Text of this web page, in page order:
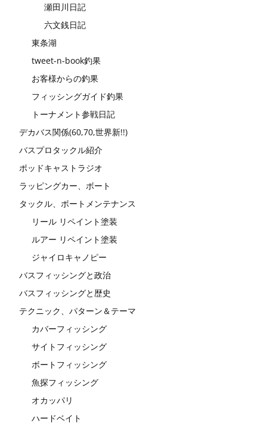
瀬田川日記
六文銭日記
東条湖
tweet-n-book釣果
お客様からの釣果
フィッシングガイド釣果
トーナメント参戦日記
デカバス関係(60,70,世界新!!)
バスプロタックル紹介
ポッドキャストラジオ
ラッピングカー、ボート
タックル、ボートメンテナンス
リール リペイント塗装
ルアー リペイント塗装
ジャイロキャノピー
バスフィッシングと政治
バスフィッシングと歴史
テクニック、パターン＆テーマ
カバーフィッシング
サイトフィッシング
ボートフィッシング
魚探フィッシング
オカッパリ
ハードベイト